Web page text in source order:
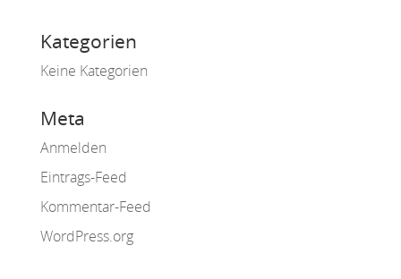
Kategorien
Keine Kategorien
Meta
Anmelden
Eintrags-Feed
Kommentar-Feed
WordPress.org